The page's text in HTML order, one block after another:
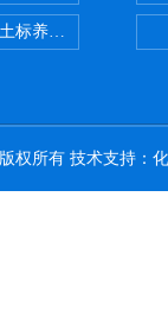
标养室恒温恒湿设备
权所有 技术支持：